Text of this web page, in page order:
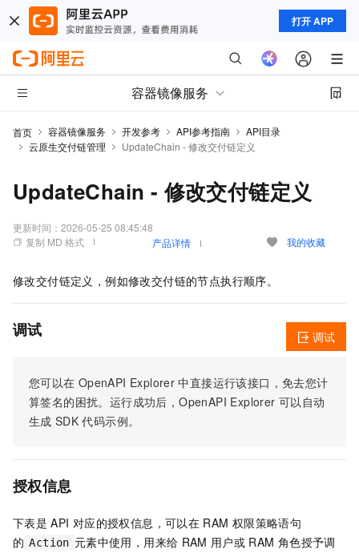
打开 APP
容器镜像服务
首页 容器镜像服务 开发参考 API参考指南
API目录
云原生交付链管理
UpdateChain - 修改交付链定义
UpdateChain - 修改交付链定义
更新时间： 2026-05-25 08:45:48
复制 MD 格式
产品详情 我的收藏
修改交付链定义，例如修改交付链的节点执行顺序。
调试
您可以在 OpenAPI Explorer 中直接运行该接口，免去您计
算签名的困扰。运行成功后，OpenAPI Explorer 可以自动
生成 SDK 代码示例。
调试
授权信息
下表是 API 对应的授权信息，可以在 RAM 权限策略语句
的 Action 元素中使用，用来给 RAM 用户或 RAM 角色授予调